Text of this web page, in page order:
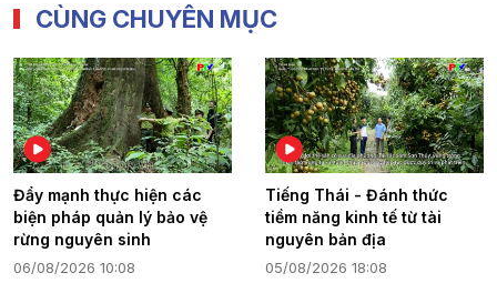
CÙNG CHUYÊN MỤC
Đẩy mạnh thực hiện các
biện pháp quản lý bảo vệ
rừng nguyên sinh
06/08/2026 10:08
Tiếng Thái - Đánh thức
tiềm năng kinh tế từ tài
nguyên bản địa
05/08/2026 18:08